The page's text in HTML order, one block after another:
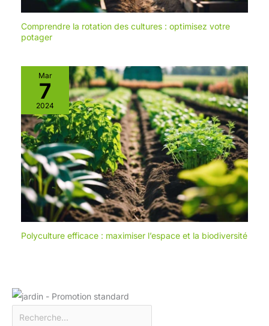
Comprendre la rotation des cultures : optimisez votre
potager
Mar
7
2024
Polyculture efficace : maximiser l’espace et la biodiversité